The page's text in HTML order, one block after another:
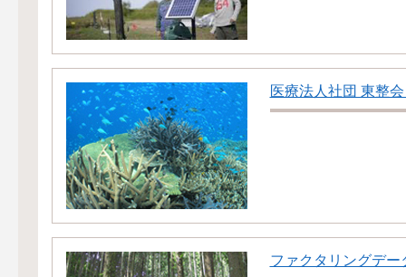
医療法人社団 東整
ファクタリングデー